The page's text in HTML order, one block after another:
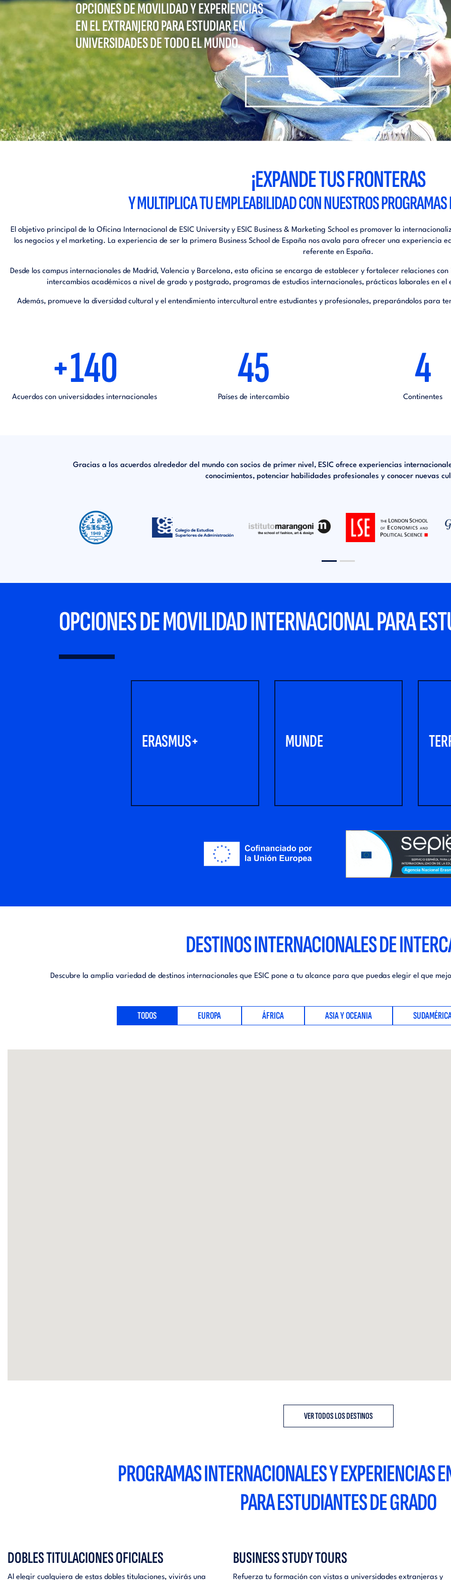
OPCIONES DE MOVILIDAD Y EXPERIENCIAS
EN EL EXTRANJERO PARA ESTUDIAR EN
UNIVERSIDADES DE TODO EL MUNDO.
¡EXPANDE TUS FRONTERAS
Y MULTIPLICA TU EMPLEABILIDAD CON NUESTROS
El objetivo principal de la Oficina Internacional de ESIC University y ESIC Business & Marketing School es promover la
los negocios y el marketing. La experiencia de ser la primera Business School de España nos avala para ofrecer una experiencia
referente en España.
Desde los campus internacionales de Madrid, Valencia y Barcelona, esta oficina se encarga de establecer y fortalecer relaciones
intercambios académicos a nivel de grado y postgrado, programas de estudios internacionales, prácticas laborales en
Además, promueve la diversidad cultural y el entendimiento intercultural entre estudiantes y profesionales, preparándolos para
+140
Acuerdos con universidades internacionales
45
Países de intercambio
4
Continentes
Gracias a los acuerdos alrededor del mundo con socios de primer nivel, ESIC ofrece experiencias
conocimientos, potenciar habilidades profesionales y conocer nuevas
OPCIONES DE MOVILIDAD INTERNACIONAL PARA
ERASMUS+ MUNDE
DESTINOS INTERNACIONALES DE
Descubre la amplia variedad de destinos internacionales que ESIC pone a tu alcance para que puedas elegir el que
TODOS EUROPA ÁFRICA ASIA Y OCEANIA
VER TODOS LOS DESTINOS
PROGRAMAS INTERNACIONALES Y EXPERIENCIAS
PARA ESTUDIANTES DE GRADO
DOBLES TITULACIONES OFICIALES
Al elegir cualquiera de estas dobles titulaciones, vivirás una
BUSINESS STUDY TOURS
Refuerza tu formación con vistas a universidades extranjeras y